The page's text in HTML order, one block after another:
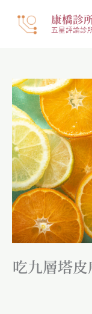
康橋診
五星評論診
吃九層塔